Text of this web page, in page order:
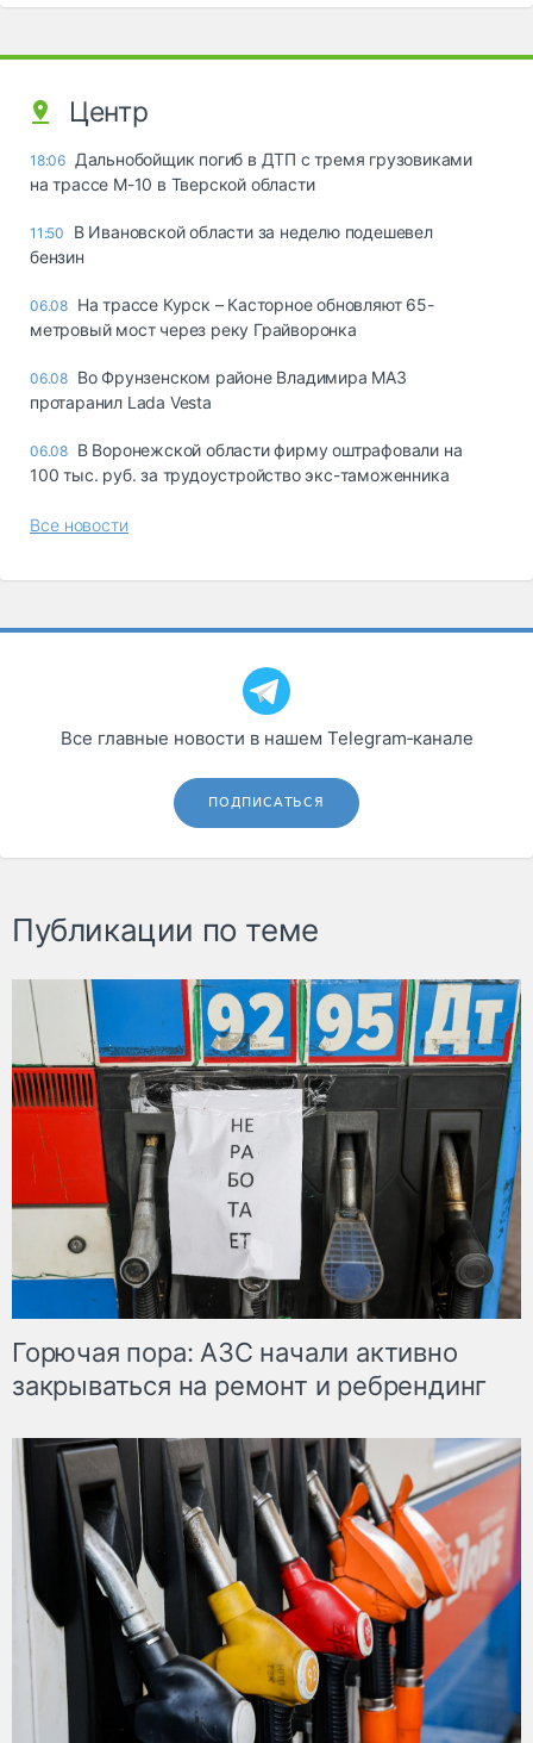
Центр
18:06 Дальнобойщик погиб в ДТП с тремя грузовиками
на трассе М-10 в Тверской области
11:50
В Ивановской области за неделю подешевел
бензин
06.08 На трассе Курск – Касторное обновляют 65-
метровый мост через реку Грайворонка
06.08 Во Фрунзенском районе Владимира МАЗ
протаранил Lada Vesta
06.08 В Воронежской области фирму оштрафовали на
100 тыс. руб. за трудоустройство экс-таможенника
Все новости
Все главные новости в нашем Telegram‑канале
ПОДПИСАТЬСЯ
Публикации по теме
Горючая пора: АЗС начали активно
закрываться на ремонт и ребрендинг